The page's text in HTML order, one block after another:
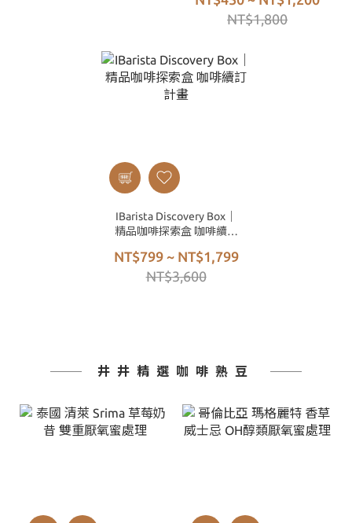
NT$1,800
IBarista Discovery Box｜
精品咖啡探索盒 咖啡續訂
NT$799 ~ NT$1,799
NT$3,600
井井精選咖啡熟豆